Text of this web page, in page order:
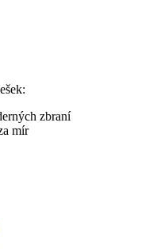
zbraní
mír